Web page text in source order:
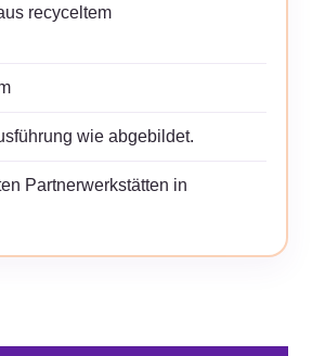
recyceltem
wie abgebildet.
Partnerwerkstätten in